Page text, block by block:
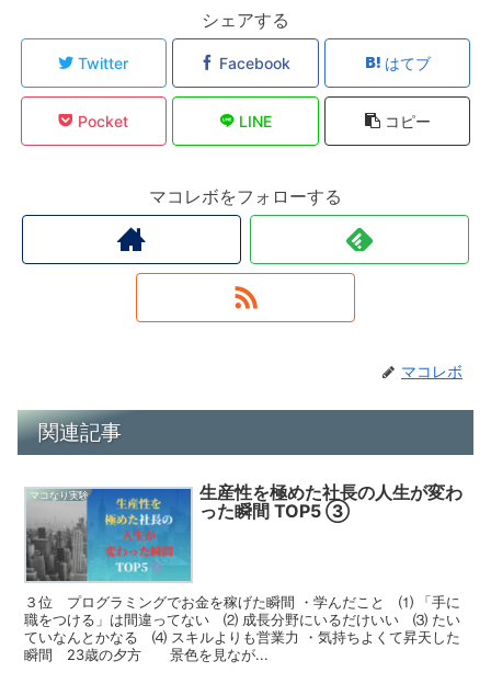
シェアする
Twitter Facebook はてブ
Pocket LINE コピー
マコレボをフォローする
マコレボ
関連記事
マコなり実験
生産性を極めた社長の人生が変わ
った瞬間 TOP5 ③
３位 プログラミングでお金を稼げた瞬間 ・学んだこと ⑴ 「手に
職をつける」は間違ってない ⑵ 成長分野にいるだけいい ⑶ たい
ていなんとかなる ⑷ スキルよりも営業力 ・気持ちよくて昇天した
瞬間 23歳の夕方 景色を見なが...